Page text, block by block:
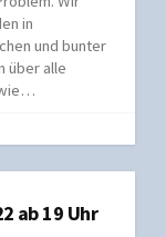
in
und bunter
über alle
ab 19 Uhr